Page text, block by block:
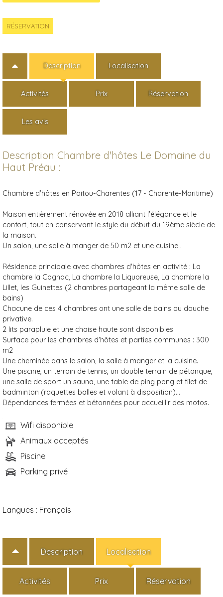
RÉSERVATION
Description Localisation
Activités Prix Réservation
Les avis
Description Chambre d'hôtes Le Domaine du
Haut Préau :
Chambre d'hôtes en Poitou-Charentes (17 - Charente-Maritime)
Maison entièrement rénovée en 2018 alliant l'élégance et le
confort, tout en conservant le style du début du 19ème siècle de
la maison.
Un salon, une salle à manger de 50 m2 et une cuisine .
Résidence principale avec chambres d'hôtes en activité : La
chambre la Cognac, La chambre la Liquoreuse, La chambre la
Lillet, les Guinettes (2 chambres partageant la même salle de
bains)
Chacune de ces 4 chambres ont une salle de bains ou douche
privative.
2 lits parapluie et une chaise haute sont disponibles
Surface pour les chambres d'hôtes et parties communes : 300
m2
Une cheminée dans le salon, la salle à manger et la cuisine.
Une piscine, un terrain de tennis, un double terrain de pétanque,
une salle de sport un sauna, une table de ping pong et filet de
badminton (raquettes balles et volant à disposition)...
Dépendances fermées et bétonnées pour accueillir des motos.
Wifi disponible
Animaux acceptés
Piscine
Parking privé
Langues : Français
Description Localisation
Activités Prix Réservation